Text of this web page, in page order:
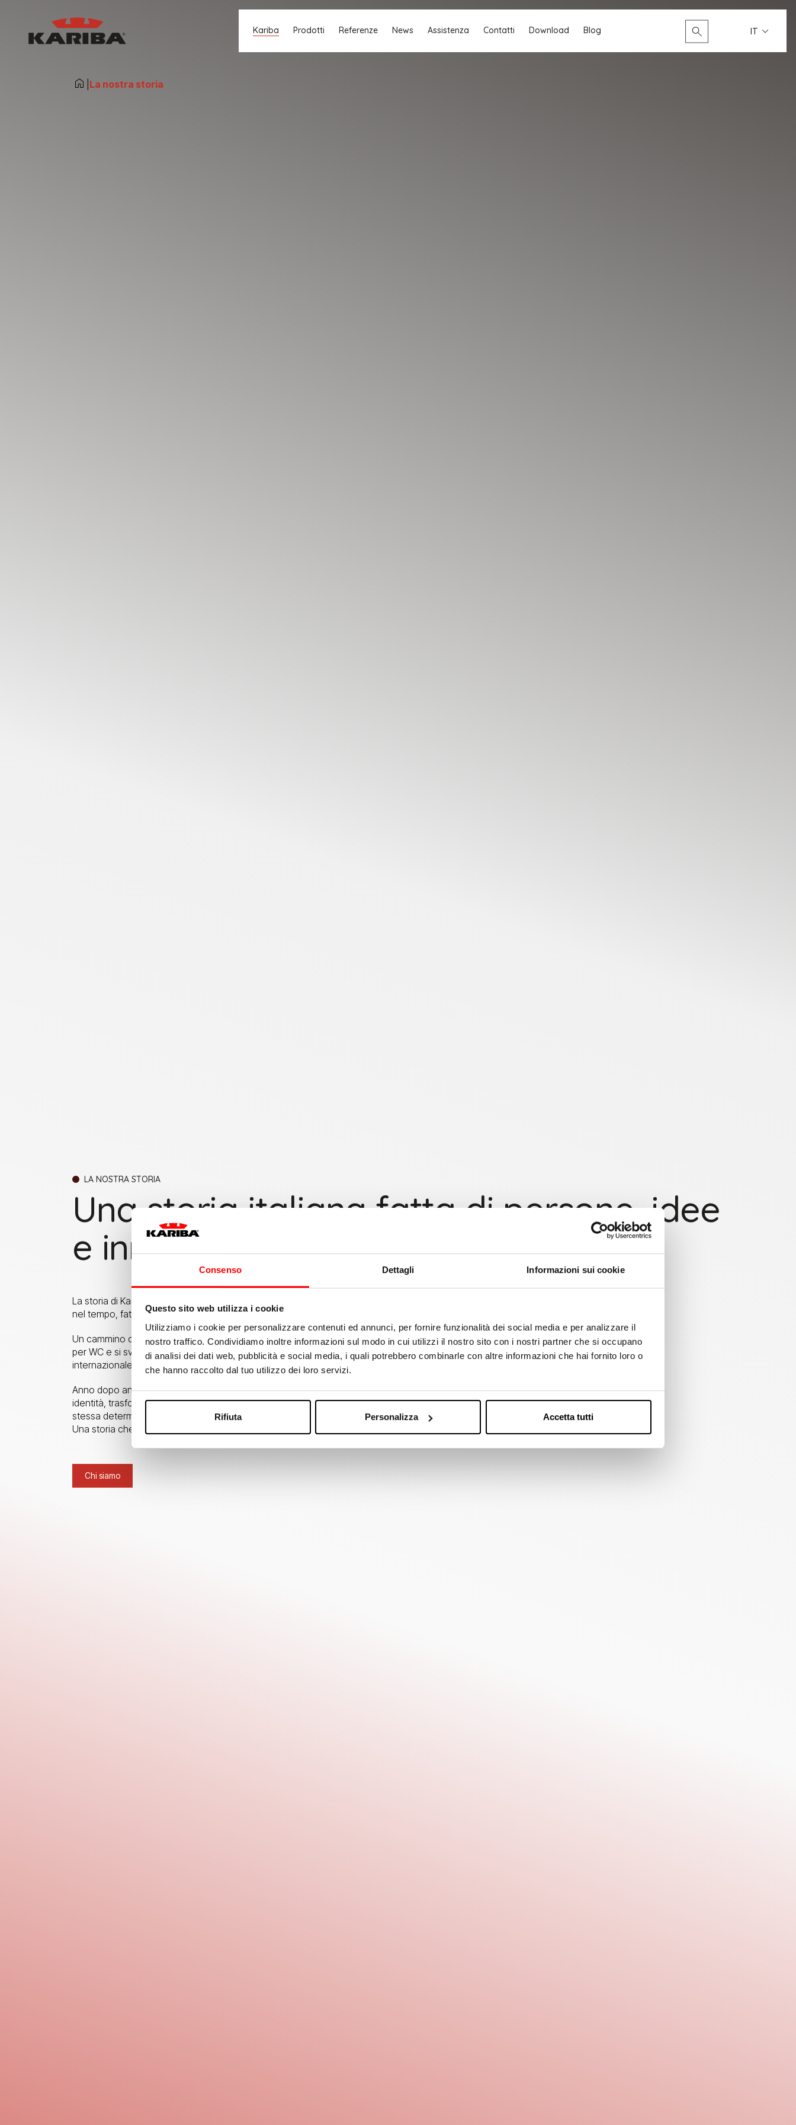
Consenso Dettagli Informazioni sui cookie
Questo sito web utilizza i cookie
Utilizziamo i cookie per personalizzare contenuti ed annunci, per fornire funzionalità dei social media e per analizzare il
nostro traffico. Condividiamo inoltre informazioni sul modo in cui utilizzi il nostro sito con i nostri partner che si occupano
di analisi dei dati web, pubblicità e social media, i quali potrebbero combinarle con altre informazioni che hai fornito loro o
che hanno raccolto dal tuo utilizzo dei loro servizi.
Rifiuta Personalizza Accetta tutti
Kariba Prodotti Referenze News Assistenza Contatti Download Blog Cerca... IT
La nostra storia
LA NOSTRA STORIA
Una storia italiana fatta di persone, idee
e innovazione
La storia di Kariba nasce nel 1960 ed è il risultato di un percorso costruito
nel tempo, fatto di passione, competenza e visione industriale.
Un cammino che parte dalla produzione delle prime cassette di risciacquo
per WC e si sviluppa attraverso evoluzione tecnologica, crescita
internazionale e attenzione costante alla qualità.
Anno dopo anno, Kariba ha saputo rinnovarsi senza perdere la propria
identità, trasformando l’esperienza in valore e guardando al futuro con la
stessa determinazione delle origini.
Una storia che continua, ogni giorno.
Chi siamo